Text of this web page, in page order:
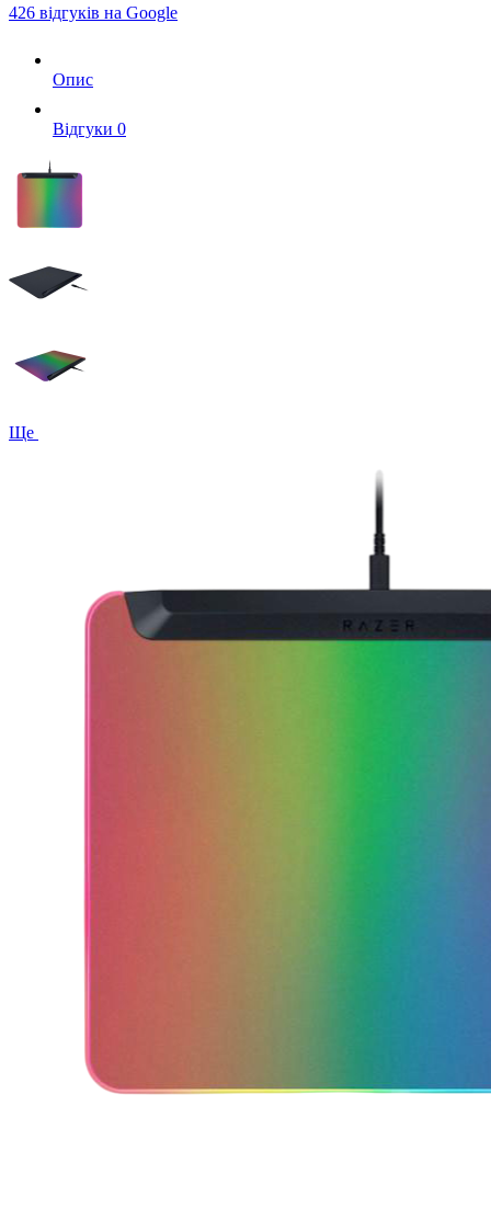
426 відгуків на Google
Опис
Вiдгуки 0
Ще